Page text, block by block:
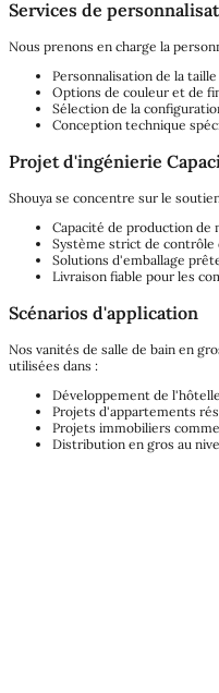
Services de
Nous prenons en charge la
Personnalisation de la
Options de couleur et de
Sélection de la
Conception technique
Projet d'ingénierie
Shouya se concentre sur le
Capacité de production de
Système strict de contrôle
Solutions d'emballage
Livraison fiable pour les
Scénarios d'application
Nos vanités de salle de bain en
utilisées dans :
Développement de
Projets d'appartements
Projets immobiliers
Distribution en gros au